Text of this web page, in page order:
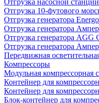
Отгрузка насосной
Отгрузка 10-футового
Отгрузка генератора
Отгрузка генератора
Отгрузка генератора AGG
Отгрузка генератора
Передвижная
Компрессоры
Модульная компрессорная
Контейнер для
Контейнер для
Блок-контейнер для